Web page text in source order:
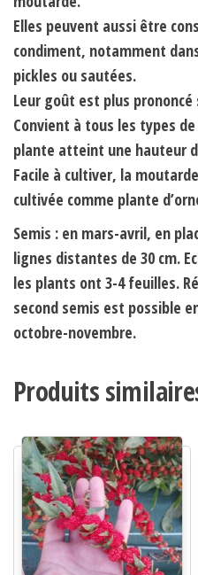
Elles peuvent aussi être
condiment, notamment
pickles ou sautées.
Leur goût est plus
Convient à tous les types
plante atteint une hauteur
Facile à cultiver, la
cultivée comme plante
Semis : en mars-avril, en
lignes distantes de 30 cm.
les plants ont 3-4 feuilles.
second semis est possible
octobre-novembre.
Produits